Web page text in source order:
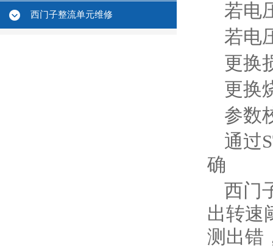
西门子整流单元维修
若电
若电
更换
更换
参数
通过
确‌
西门
出转速
测出错